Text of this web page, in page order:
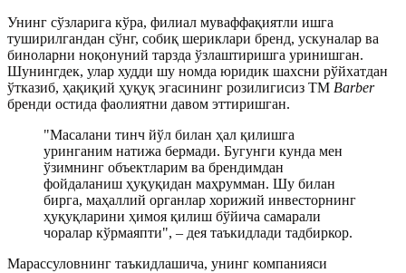
Унинг сўзларига кўра, филиал муваффақиятли ишга
туширилгандан сўнг, собиқ шериклари бренд, ускуналар ва
биноларни ноқонуний тарзда ўзлаштиришга уринишган.
Шунингдек, улар худди шу номда юридик шахсни рўйхатдан
ўтказиб, ҳақиқий ҳуқуқ эгасининг розилигисиз TМ Barber
бренди остида фаолиятни давом эттиришган.
"Масалани тинч йўл билан ҳал қилишга
уринганим натижа бермади. Бугунги кунда мен
ўзимнинг объектларим ва брендимдан
фойдаланиш ҳуқуқидан маҳрумман. Шу билан
бирга, маҳаллий органлар хорижий инвесторнинг
ҳуқуқларини ҳимоя қилиш бўйича самарали
чоралар кўрмаяпти", – дея таъкидлади тадбиркор.
Марассуловнинг таъкидлашича, унинг компанияси